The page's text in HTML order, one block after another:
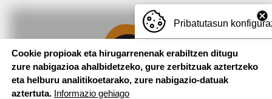
Pribatutasun
Cookie propioak eta hirugarrenenak erabiltzen ditugu
zure nabigazioa ahalbidetzeko, gure zerbitzuak aztertzeko
eta helburu analitikoetarako, zure nabigazio-datuak
aztertuta. Informazio gehiago